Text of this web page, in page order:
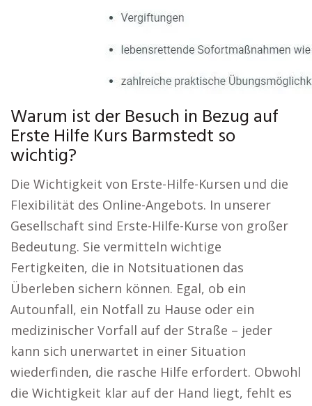
Warum ist der Besuch in Bezug auf
Erste Hilfe Kurs Barmstedt so
wichtig?
Die Wichtigkeit von Erste-Hilfe-Kursen und die
Flexibilität des Online-Angebots. In unserer
Gesellschaft sind Erste-Hilfe-Kurse von großer
Bedeutung. Sie vermitteln wichtige
Fertigkeiten, die in Notsituationen das
Überleben sichern können. Egal, ob ein
Autounfall, ein Notfall zu Hause oder ein
medizinischer Vorfall auf der Straße – jeder
kann sich unerwartet in einer Situation
wiederfinden, die rasche Hilfe erfordert. Obwohl
die Wichtigkeit klar auf der Hand liegt, fehlt es